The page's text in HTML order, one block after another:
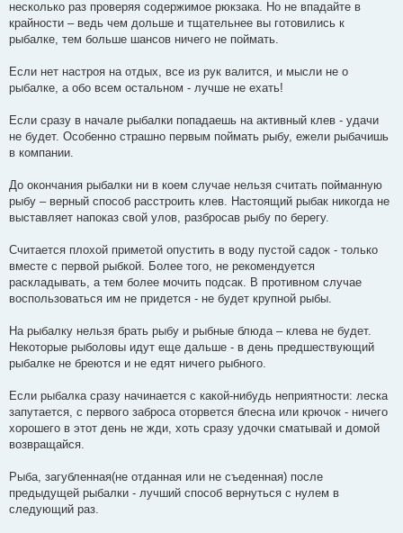
несколько раз проверяя содержимое рюкзака. Но не впадайте в
крайности – ведь чем дольше и тщательнее вы готовились к
рыбалке, тем больше шансов ничего не поймать.
Если нет настроя на отдых, все из рук валится, и мысли не о
рыбалке, а обо всем остальном - лучше не ехать!
Если сразу в начале рыбалки попадаешь на активный клев - удачи
не будет. Особенно страшно первым поймать рыбу, ежели рыбачишь
в компании.
До окончания рыбалки ни в коем случае нельзя считать пойманную
рыбу – верный способ расстроить клев. Настоящий рыбак никогда не
выставляет напоказ свой улов, разбросав рыбу по берегу.
Считается плохой приметой опустить в воду пустой садок - только
вместе с первой рыбкой. Более того, не рекомендуется
раскладывать, а тем более мочить подсак. В противном случае
воспользоваться им не придется - не будет крупной рыбы.
На рыбалку нельзя брать рыбу и рыбные блюда – клева не будет.
Некоторые рыболовы идут еще дальше - в день предшествующий
рыбалке не бреются и не едят ничего рыбного.
Если рыбалка сразу начинается с какой-нибудь неприятности: леска
запутается, с первого заброса оторвется блесна или крючок - ничего
хорошего в этот день не жди, хоть сразу удочки сматывай и домой
возвращайся.
Рыба, загубленная(не отданная или не съеденная) после
предыдущей рыбалки - лучший способ вернуться с нулем в
следующий раз.